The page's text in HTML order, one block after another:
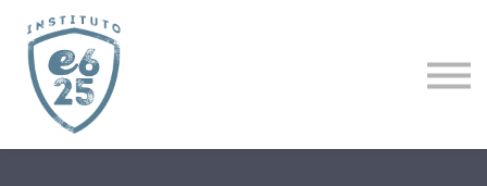
ACTUALIZACIÓN PASTORAL